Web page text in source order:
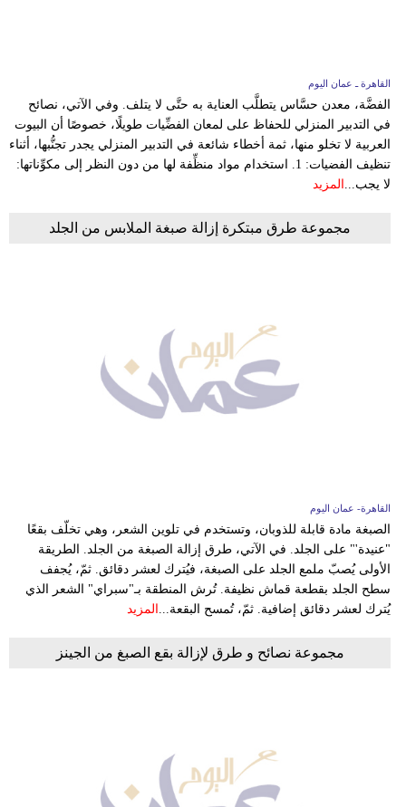
القاهرة ـ عمان اليوم
الفضَّة، معدن حسَّاس يتطلَّب العناية به حتَّى لا يتلف. وفي الآتي، نصائح
في التدبير المنزلي للحفاظ على لمعان الفضِّيات طويلًا، خصوصًا أن البيوت
العربية لا تخلو منها، ثمة أخطاء شائعة في التدبير المنزلي يجدر تجنُّبها، أثناء
تنظيف الفضيات: 1. استخدام مواد منظِّفة لها من دون النظر إلى مكوِّناتها:
لا يجب... المزيد
مجموعة طرق مبتكرة إزالة صبغة الملابس من الجلد
القاهرة- عمان اليوم
الصبغة مادة قابلة للذوبان، وتستخدم في تلوين الشعر، وهي تخلّف بقعًا
"عنيدة'" على الجلد. في الآتي، طرق إزالة الصبغة من الجلد. الطريقة
الأولى يُصبّ ملمع الجلد على الصبغة، فيُترك لعشر دقائق. ثمّ، يُجفف
سطح الجلد بقطعة قماش نظيفة. تُرش المنطقة بـ"سبراي" الشعر الذي
يُترك لعشر دقائق إضافية. ثمّ، تُمسح البقعة... المزيد
مجموعة نصائح و طرق لإزالة بقع الصبغ من الجينز